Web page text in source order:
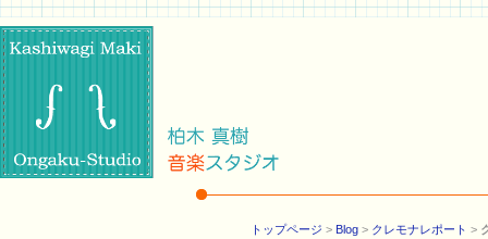
トップページ > Blog > クレモナレポート >